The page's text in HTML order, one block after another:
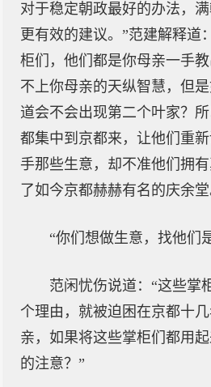
对于稳定朝政最好的办法，
更有效的建议。”范建解释道
柜们，他们都是你母亲一手
不上你母亲的天纵智慧，但
道会不会出现第二个叶家？
都集中到京都来，让他们重
手那些生意，却不准他们拥
了如今京都赫赫有名的庆余堂
“你们想做生意，找他们
范闲忧伤说道：“这些掌
个理由，就被迫困在京都十
亲，如果将这些掌柜们都用
的注意？”